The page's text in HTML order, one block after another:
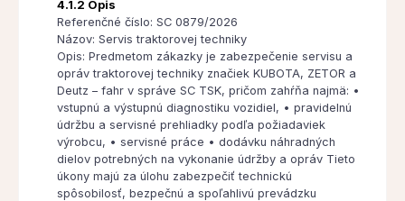
4.1.2 Opis
Referenčné číslo: SC 0879/2026
Názov: Servis traktorovej techniky
Opis: Predmetom zákazky je zabezpečenie servisu a
opráv traktorovej techniky značiek KUBOTA, ZETOR a
Deutz – fahr v správe SC TSK, pričom zahŕňa najmä: •
vstupnú a výstupnú diagnostiku vozidiel, • pravidelnú
údržbu a servisné prehliadky podľa požiadaviek
výrobcu, • servisné práce • dodávku náhradných
dielov potrebných na vykonanie údržby a opráv Tieto
úkony majú za úlohu zabezpečiť technickú
spôsobilosť, bezpečnú a spoľahlivú prevádzku